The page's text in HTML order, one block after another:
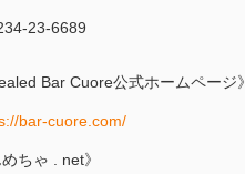
23-6689
Bar Cuore公式ホームページ》
bar-cuore.com/
めちゃ . net》